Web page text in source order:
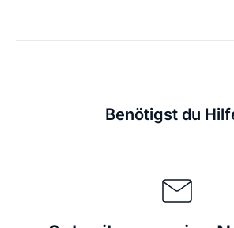
Benötigst du